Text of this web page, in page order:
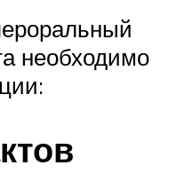
необходимо